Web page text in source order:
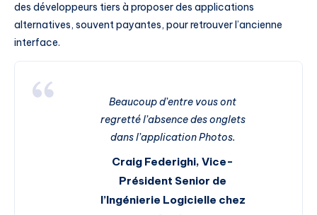
des développeurs tiers à proposer des applications
alternatives, souvent payantes, pour retrouver l’ancienne
interface.
Beaucoup d’entre vous ont
regretté l’absence des onglets
dans l’application Photos.
Craig Federighi, Vice-
Président Senior de
l’Ingénierie Logicielle chez